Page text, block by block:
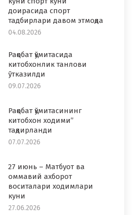
доирасида спорт
тадбирлари давом этмоқда
04.08.2026
Рақобат қўмитасида
китобхонлик танлови
ўтказилди
09.07.2026
Рақобат қўмитасининг
китобхон ходими”
тақдирланди
07.07.2026
27 июнь – Матбуот ва
оммавий ахборот
воситалари ходимлари
куни
27.06.2026